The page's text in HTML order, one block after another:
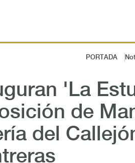
PORTADA
'La
de
del